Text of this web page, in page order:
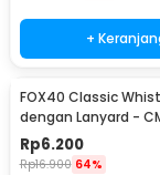
+
FOX40 Classic
dengan Lanyard -
Rp6.200
Rp16.900 64%